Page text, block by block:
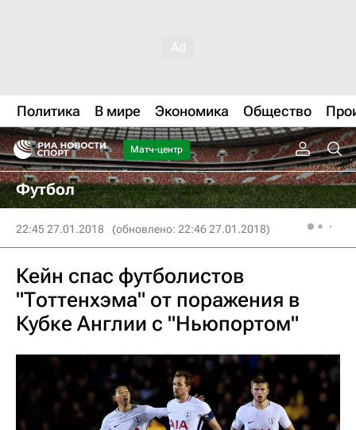
Политика В мире Экономика Общество
Матч-центр
Футбол
22:45 27.01.2018 (обновлено: 22:46 27.01.2018)
Кейн спас футболистов
"Тоттенхэма" от поражения в
Кубке Англии с "Ньюпортом"